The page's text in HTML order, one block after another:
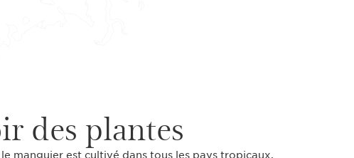
des plantes
manguier est cultivé dans tous les pays tropicaux,